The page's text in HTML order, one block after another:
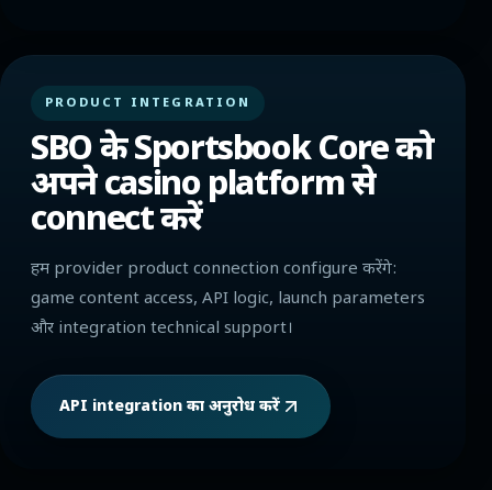
PRODUCT INTEGRATION
SBO के Sportsbook Core को
अपने casino platform से
connect करें
हम provider product connection configure करेंगे:
game content access, API logic, launch parameters
और integration technical support।
API integration का अनुरोध करें